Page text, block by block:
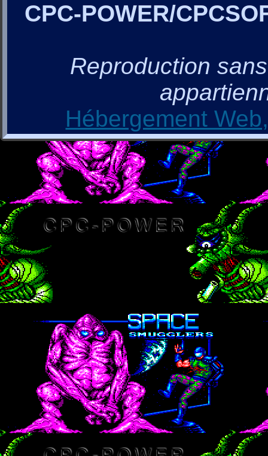
CPC-POWER/
Reproduction
Hébergement